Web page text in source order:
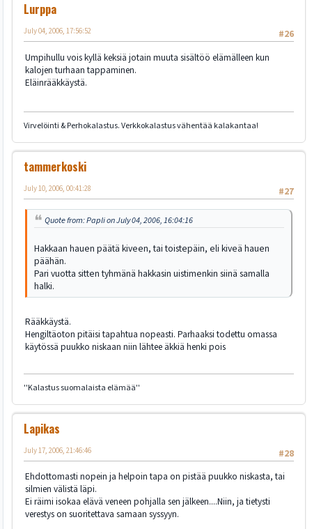
Lurppa
#26
July 04, 2006, 17:56:52
Umpihullu vois kyllä keksiä jotain muuta sisältöö elämälleen kun
kalojen turhaan tappaminen.
Eläinrääkkäystä.
Virvelöinti & Perhokalastus. Verkkokalastus vähentää kalakantaa!
tammerkoski
#27
July 10, 2006, 00:41:28
Quote from: Papli on July 04, 2006, 16:04:16
Hakkaan hauen päätä kiveen, tai toistepäin, eli kiveä hauen
päähän.
Pari vuotta sitten tyhmänä hakkasin uistimenkin siinä samalla
halki.
Rääkkäystä.
Hengiltäoton pitäisi tapahtua nopeasti. Parhaaksi todettu omassa
käytössä puukko niskaan niin lähtee äkkiä henki pois
''Kalastus suomalaista elämää''
Lapikas
#28
July 17, 2006, 21:46:46
Ehdottomasti nopein ja helpoin tapa on pistää puukko niskasta, tai
silmien välistä läpi.
Ei räimi isokaa elävä veneen pohjalla sen jälkeen....Niin, ja tietysti
verestys on suoritettava samaan syssyyn.